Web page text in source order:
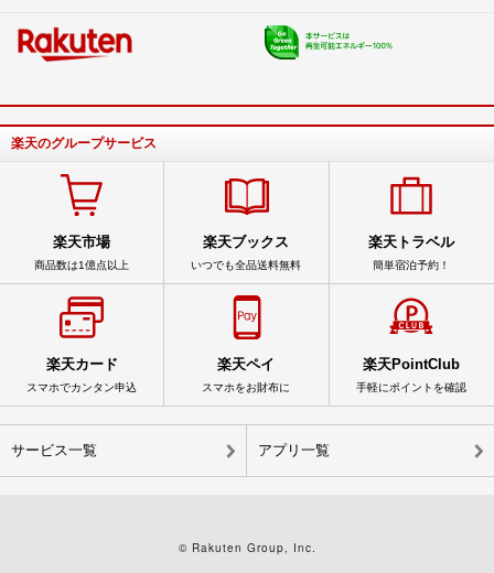
楽天のグループサービス
楽天市場
商品数は1億点以上
楽天ブックス
いつでも全品送料無料
楽天トラベル
簡単宿泊予約！
楽天カード
スマホでカンタン申込
楽天ペイ
スマホをお財布に
楽天PointClub
手軽にポイントを確認
サービス一覧 アプリ一覧
© Rakuten Group, Inc.